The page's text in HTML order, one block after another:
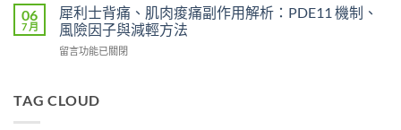
整
解
析：
到
分
享：
「快
到
西
地
那
非）
時
P
必
利
吉
時
06
7 月
犀利士背痛、肌肉痠痛副作用解析：PDE11 機制、
風險因子與減輕方法
在
士
留言功能已關閉
TAG CLOUD